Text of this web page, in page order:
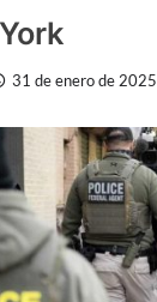
31 de enero de 2025